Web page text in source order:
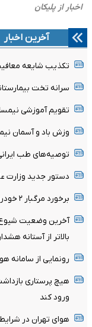
آخرین اخبار
تکذیب شایعه
سرانه تخت بیمارستانی در استان
تقویم آموزشی
وزش باد و آسمان
توصیه‌های طب
دستور جدید وزارت
برخورد مرگبار ۲ خودرو در جاده اهواز–خرمشهر؛ ۴ سرنشین جان باختند
آخرین وضعیت
بالاتر از آستانه هشدار
رونمایی از
هیچ پرستاری
ورود کند
هوای تهران در